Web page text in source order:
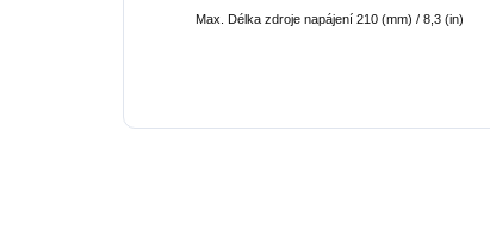
Max. Délka zdroje napájení 210 (mm) / 8,3 (in)